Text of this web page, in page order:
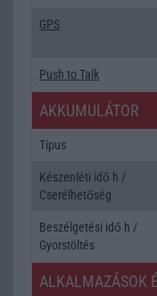
GPS
Push to Talk
AKKUMULÁTOR
Típus
Készenléti idő h /
Cserélhetőség
Beszélgetési idő h /
Gyorstöltés
ALKALMAZÁSOK